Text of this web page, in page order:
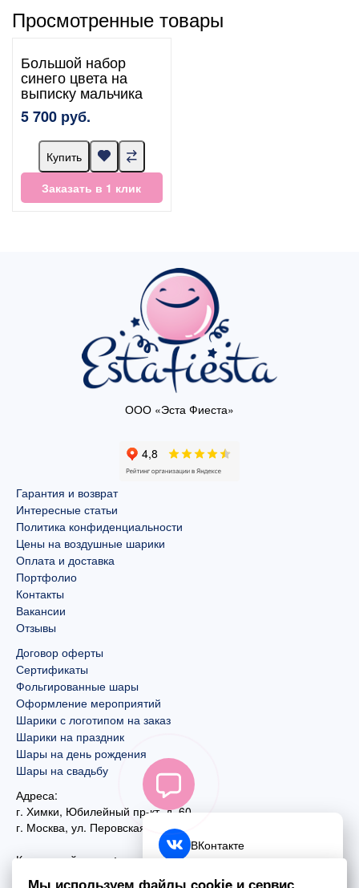
Просмотренные товары
Большой набор
синего цвета на
выписку мальчика
5 700 руб.
Купить
Заказать в 1 клик
ООО «Эста Фиеста»
Гарантия и возврат
Интересные статьи
Политика конфиденциальности
Цены на воздушные шарики
Оплата и доставка
Портфолио
Контакты
Вакансии
Отзывы
Договор оферты
Сертификаты
Фольгированные шары
Оформление мероприятий
Шарики с логотипом на заказ
Шарики на праздник
Шары на день рождения
Шары на свадьбу
Адреса:
г. Химки, Юбилейный пр-кт, д. 60
г. Москва, ул. Перовская, д. 59
Контактный номер:
ВКонтакте
Telegram
Мы используем файлы cookie и сервис